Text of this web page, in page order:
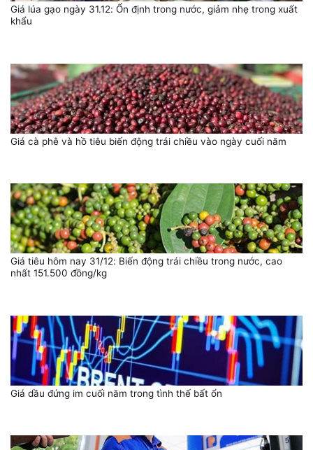
Giá lúa gạo ngày 31.12: Ổn định trong nước, giảm nhẹ trong xuất
khẩu
Giá cà phê và hồ tiêu biến động trái chiều vào ngày cuối năm
Giá tiêu hôm nay 31/12: Biến động trái chiều trong nước, cao
nhất 151.500 đồng/kg
Giá dầu đứng im cuối năm trong tình thế bất ổn